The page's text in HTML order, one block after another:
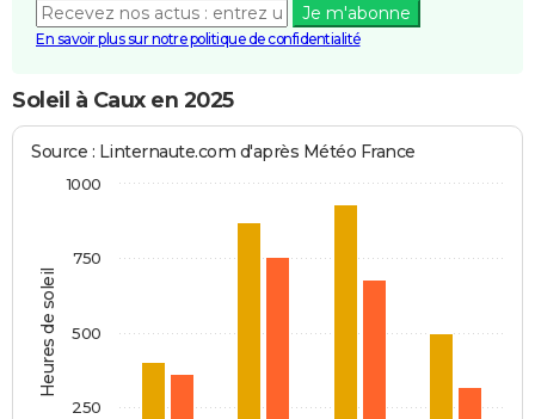
Je m'abonne
En savoir plus sur notre politique de confidentialité
Soleil à Caux en 2025
Heures de soleil
Source : Linternaute.com d'après Météo France
250
500
750
1000